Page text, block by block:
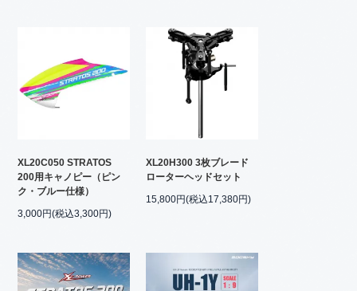
XL20C050 STRATOS
200用キャノピー（ピン
ク・ブルー仕様）
3,000円(税込3,300円)
XL20H300 3枚ブレード
ローターヘッドセット
15,800円(税込17,380円)